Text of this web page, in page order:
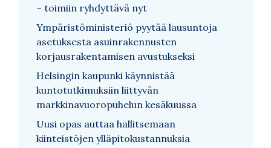
– toimiin ryhdyttävä nyt
Ympäristöministeriö pyytää lausuntoja
asetuksesta asuinrakennusten
korjausrakentamisen avustukseksi
Helsingin kaupunki käynnistää
kuntotutkimuksiin liittyvän
markkinavuoropuhelun kesäkuussa
Uusi opas auttaa hallitsemaan
kiinteistöjen ylläpitokustannuksia